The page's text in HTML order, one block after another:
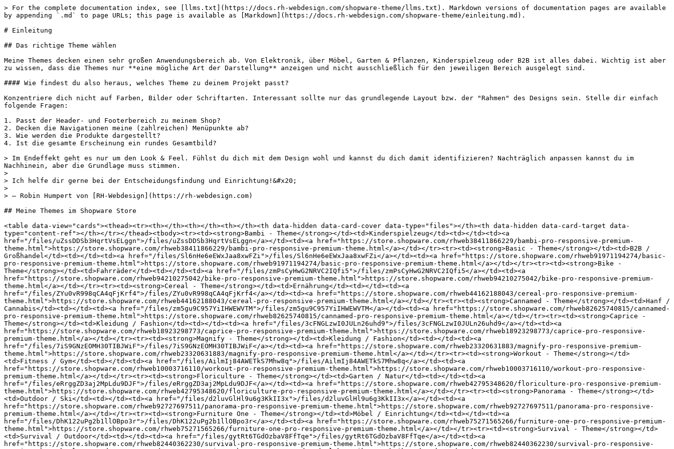
> For the complete documentation index, see [llms.txt](https://docs.rh-webdesign.com/shopware-theme/llms.txt). Markdown versions of documentation pages are available
by appending `.md` to page URLs; this page is available as [Markdown](https://docs.rh-webdesign.com/shopware-theme/einleitung.md).
# Einleitung
## Das richtige Theme wählen
Meine Themes decken einen sehr großen Anwendungsbereich ab. Von Elektronik, über Möbel, Garten & Pflanzen, Kinderspielzeug oder B2B ist alles dabei. Wichtig ist aber
zu wissen, dass die Themes nur **eine mögliche Art der Darstellung** anzeigen und nicht ausschließlich für den jeweiligen Bereich ausgelegt sind.
#### Wie findest du also heraus, welches Theme zu deinem Projekt passt?
Konzentriere dich nicht auf Farben, Bilder oder Schriftarten. Interessant sollte nur das grundlegende Layout bzw. der "Rahmen" des Designs sein. Stelle dir einfach
folgende Fragen:
1. Passt der Header- und Footerbereich zu meinem Shop?
2. Decken die Navigationen meine (zahlreichen) Menüpunkte ab?
3. Wie werden die Produkte dargestellt?
4. Ist die gesamte Erscheinung ein rundes Gesamtbild?
> Im Endeffekt geht es nur um den Look & Feel. Fühlst du dich mit dem Design wohl und kannst du dich damit identifizieren? Nachträglich anpassen kannst du im
Nachhinein, aber die Grundlage muss stimmen.
>
> Ich helfe dir gerne bei der Entscheidungsfindung und Einrichtung!&#x20;
>
> — Robin Humpert von [RH-Webdesign](https://rh-webdesign.com)
## Meine Themes im Shopware Store
<table data-view="cards"><thead><tr><th></th><th></th><th></th><th data-hidden data-card-cover data-type="files"></th><th data-hidden data-card-target data-
type="content-ref"></th></tr></thead><tbody><tr><td><strong>Bambi - Theme</strong></td><td>Kinderspielzeug</td><td></td><td><a
href="/files/uZssDDSb3HqrtVsELggn">/files/uZssDDSb3HqrtVsELggn</a></td><td><a href="https://store.shopware.com/rhweb38411866229/bambi-pro-responsive-premium-
theme.html">https://store.shopware.com/rhweb38411866229/bambi-pro-responsive-premium-theme.html</a></td></tr><tr><td><strong>Basic - Theme</strong></td><td>B2B /
Großhandel</td><td></td><td><a href="/files/Sl6nHe6eEWxJaa8xwFZi">/files/Sl6nHe6eEWxJaa8xwFZi</a></td><td><a href="https://store.shopware.com/rhweb91971194274/basic-
pro-responsive-premium-theme.html">https://store.shopware.com/rhweb91971194274/basic-pro-responsive-premium-theme.html</a></td></tr><tr><td><strong>Bike -
Theme</strong></td><td>Fahrräder</td><td></td><td><a href="/files/zmPsCyHwG2NRVC2IQfi5">/files/zmPsCyHwG2NRVC2IQfi5</a></td><td><a
href="https://store.shopware.com/rhweb94210275042/bike-pro-responsive-premium-theme.html">https://store.shopware.com/rhweb94210275042/bike-pro-responsive-premium-
theme.html</a></td></tr><tr><td><strong>Cereal - Theme</strong></td><td>Ernährung</td><td></td><td><a
href="/files/ZYu0vR998qCA4qFjKrf4">/files/ZYu0vR998qCA4qFjKrf4</a></td><td><a href="https://store.shopware.com/rhweb44162188043/cereal-pro-responsive-premium-
theme.html">https://store.shopware.com/rhweb44162188043/cereal-pro-responsive-premium-theme.html</a></td></tr><tr><td><strong>Cannamed - Theme</strong></td><td>Hanf /
Cannabis</td><td></td><td><a href="/files/zm5gu9C957YiIHWEWVTM">/files/zm5gu9C957YiIHWEWVTM</a></td><td><a href="https://store.shopware.com/rhweb82625740815/cannamed-
pro-responsive-premium-theme.html">https://store.shopware.com/rhweb82625740815/cannamed-pro-responsive-premium-theme.html</a></td></tr><tr><td><strong>Caprice -
Theme</strong></td><td>Kleidung / Fashion</td><td></td><td><a href="/files/3cFNGLzwI0JULn26uhd9">/files/3cFNGLzwI0JULn26uhd9</a></td><td><a
href="https://store.shopware.com/rhweb18923298773/caprice-pro-responsive-premium-theme.html">https://store.shopware.com/rhweb18923298773/caprice-pro-responsive-
premium-theme.html</a></td></tr><tr><td><strong>Magnify - Theme</strong></td><td>Kleidung / Fashion</td><td></td><td><a
href="/files/7iS9GNzEOMH30TIBJWiF">/files/7iS9GNzEOMH30TIBJWiF</a></td><td><a href="https://store.shopware.com/rhweb23320631883/magnify-pro-responsive-premium-
theme.html">https://store.shopware.com/rhweb23320631883/magnify-pro-responsive-premium-theme.html</a></td></tr><tr><td><strong>Workout - Theme</strong></td>
<td>Fitness / Gym</td><td></td><td><a href="/files/AilmIj84AWETkS7Mhw8q">/files/AilmIj84AWETkS7Mhw8q</a></td><td><a
href="https://store.shopware.com/rhweb10003716110/workout-pro-responsive-premium-theme.html">https://store.shopware.com/rhweb10003716110/workout-pro-responsive-
premium-theme.html</a></td></tr><tr><td><strong>Floriculture - Theme</strong></td><td>Garten / Natur</td><td></td><td><a
href="/files/eRrggZD3aj2MpLdu9DJF">/files/eRrggZD3aj2MpLdu9DJF</a></td><td><a href="https://store.shopware.com/rhweb42795348620/floriculture-pro-responsive-premium-
theme.html">https://store.shopware.com/rhweb42795348620/floriculture-pro-responsive-premium-theme.html</a></td></tr><tr><td><strong>Panorama - Theme</strong></td>
<td>Outdoor / Ski</td><td></td><td><a href="/files/d2luvGlHl9u6g3KkII3x">/files/d2luvGlHl9u6g3KkII3x</a></td><td><a
href="https://store.shopware.com/rhweb92727697511/panorama-pro-responsive-premium-theme.html">https://store.shopware.com/rhweb92727697511/panorama-pro-responsive-
premium-theme.html</a></td></tr><tr><td><strong>Furniture One - Theme</strong></td><td>Möbel / Einrichtung</td><td></td><td><a
href="/files/DhK122uPg2b1llOBpo3r">/files/DhK122uPg2b1llOBpo3r</a></td><td><a href="https://store.shopware.com/rhweb75271565266/furniture-one-pro-responsive-premium-
theme.html">https://store.shopware.com/rhweb75271565266/furniture-one-pro-responsive-premium-theme.html</a></td></tr><tr><td><strong>Survival - Theme</strong></td>
<td>Survival / Outdoor</td><td></td><td><a href="/files/gytRt6TGdOzbaV8FfTqe">/files/gytRt6TGdOzbaV8FfTqe</a></td><td><a
href="https://store.shopware.com/rhweb82440362230/survival-pro-responsive-premium-theme.html">https://store.shopware.com/rhweb82440362230/survival-pro-responsive-